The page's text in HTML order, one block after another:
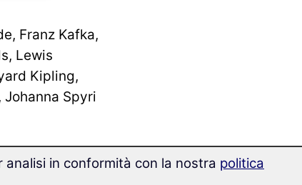
Franz Kafka,
Lewis
Kipling,
Spyri
la traduzione
in conformità con la nostra politica